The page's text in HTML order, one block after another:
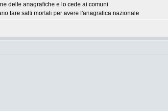
delle anagrafiche e lo cede ai comuni
fare salti mortali per avere l'anagrafica nazionale